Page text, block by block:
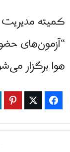
کمیته مدیریت
“آزمون‌های
هوا برگزار
Facebook
Twitter